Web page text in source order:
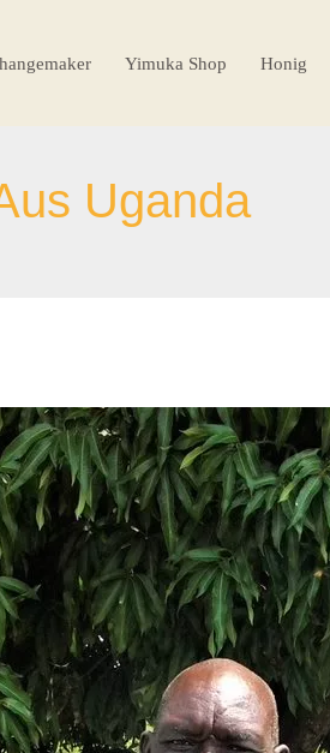
Yimuka Shop Honig
Uganda